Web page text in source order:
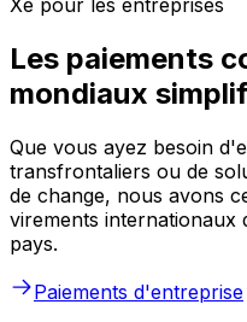
Xe pour les entreprises
Les paiements
mondiaux
Que vous ayez besoin
transfrontaliers ou de
de change, nous avons
virements internationaux
pays.
Paiements d'entreprise